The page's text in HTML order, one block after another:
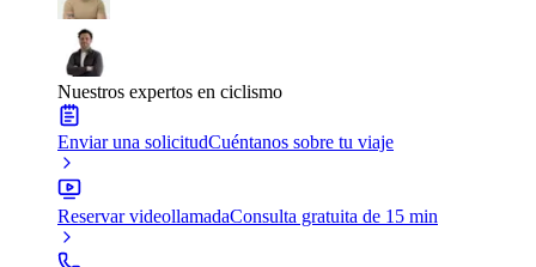
Nuestros expertos en ciclismo
Enviar una solicitudCuéntanos sobre tu viaje
Reservar videollamadaConsulta gratuita de 15 min